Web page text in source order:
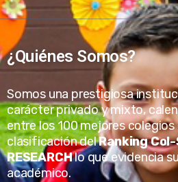
¿Quiénes Somos?
Somos una prestigiosa
carácter privado y mixto,
entre los 100 mejores colegios
clasificación delRanking Col-
RESEARCHlo que evidencia
académico.